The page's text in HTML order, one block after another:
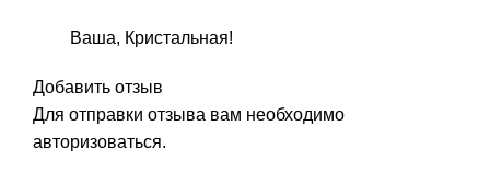
Ваша, Кристальная!
Добавить отзыв
Для отправки отзыва вам необходимо
авторизоваться.